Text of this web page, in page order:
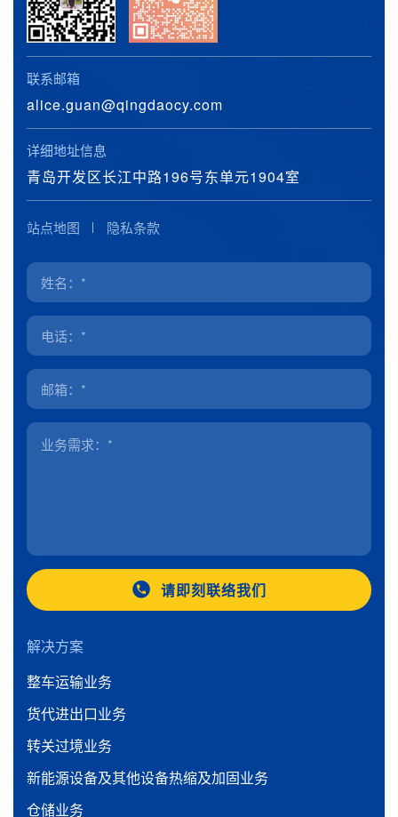
联系邮箱
alice.guan@qingdaocy.com
详细地址信息
青岛开发区长江中路196号东单元1904室
站点地图 隐私条款
请即刻联络我们
解决方案
整车运输业务
货代进出口业务
转关过境业务
新能源设备及其他设备热缩及加固业务
仓储业务